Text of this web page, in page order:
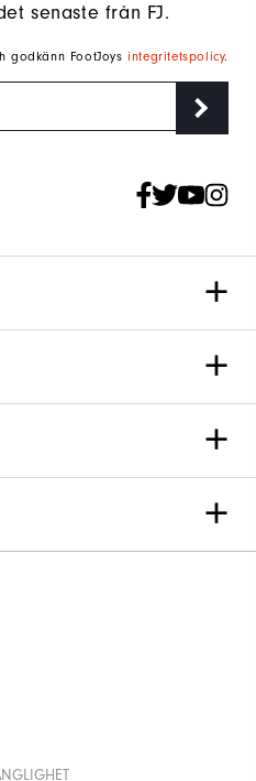
senaste från FJ.
godkänn FootJoysintegritetspolicy.